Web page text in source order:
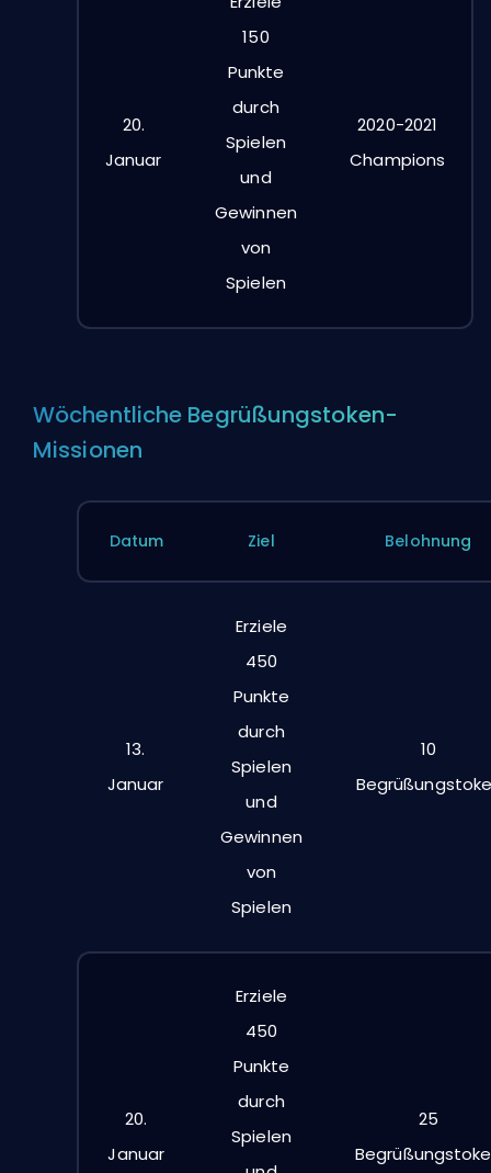
20.
Januar
150
Punkte
durch
Spielen
und
Gewinnen
von
Spielen
2020-2021
Champions
Wöchentliche Begrüßungstoken-
Missionen
Datum Ziel Belohnung
13.
Januar
Erziele
450
Punkte
durch
Spielen
und
Gewinnen
von
Spielen
10
20.
Januar
Erziele
450
Punkte
durch
Spielen
25